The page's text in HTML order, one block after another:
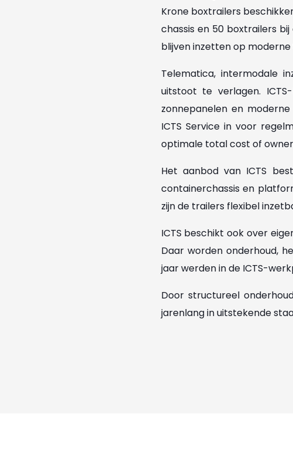
Krone boxtrailers
chassis en 50 boxtrailers
blijven inzetten op
Telematica, intermodale
uitstoot te verlagen.
zonnepanelen en
ICTS Service in voor
optimale total cost of
Het aanbod van ICTS
containerchassis en
zijn de trailers flexibel
ICTS beschikt ook over
Daar worden onderhoud,
jaar werden in de ICTS-
Door structureel
jarenlang in uitstekende